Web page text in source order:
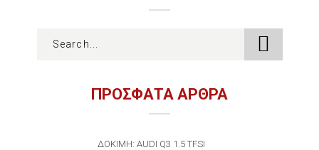
ΠΡΟΣΦΑΤΑ ΑΡΘΡΑ
ΔΟΚΙΜΉ: AUDI Q3 1.5 TFSI